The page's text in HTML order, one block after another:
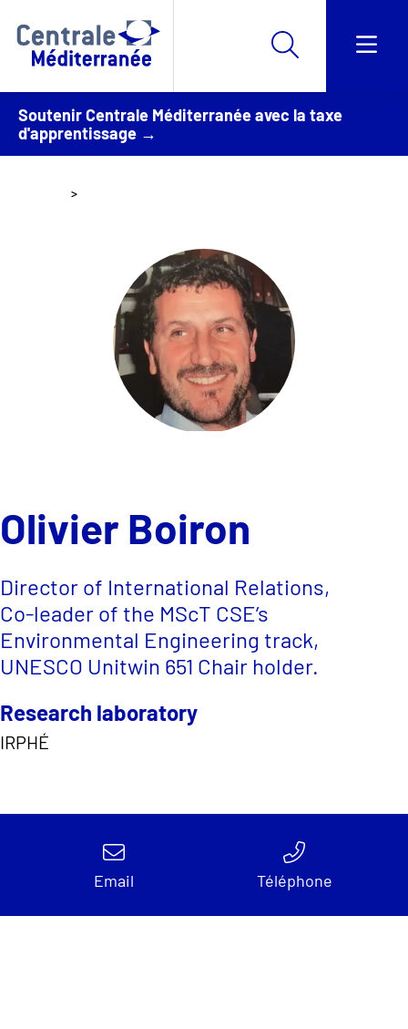
Soutenir Centrale Méditerranée avec la taxe
d'apprentissage →
Olivier Boiron
Director of International Relations,
Co-leader of the MScT CSE’s
Environmental Engineering track,
UNESCO Unitwin 651 Chair holder.
Research laboratory
IRPHÉ
Email Téléphone